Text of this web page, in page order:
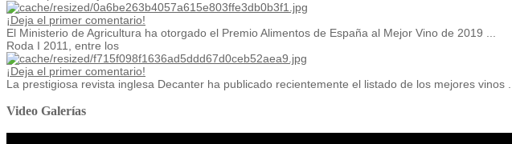
¡Deja el primer comentario!
El Ministerio de Agricultura ha otorgado el Premio Alimentos de España al Mejor Vino de 2019 ...
Roda I 2011, entre los
¡Deja el primer comentario!
La prestigiosa revista inglesa Decanter ha publicado recientemente el listado de los mejores vinos ...
Video Galerías